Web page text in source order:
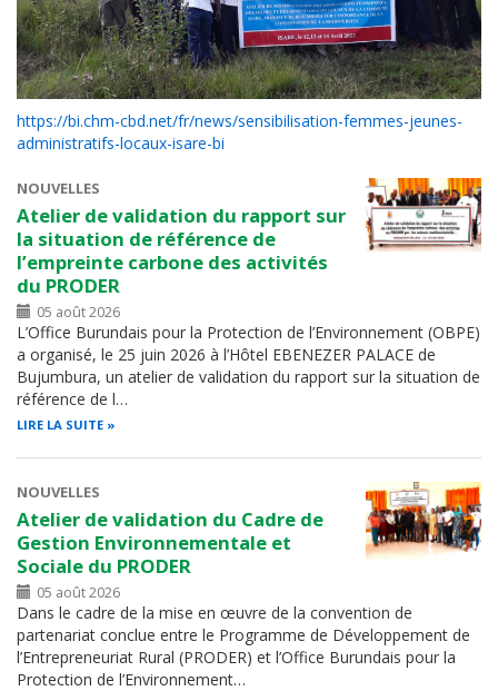
https://bi.chm-cbd.net/fr/news/sensibilisation-femmes-jeunes-
administratifs-locaux-isare-bi
NOUVELLES
Atelier de validation du rapport sur
la situation de référence de
l’empreinte carbone des activités
du PRODER
05 août 2026
L’Office Burundais pour la Protection de l’Environnement (OBPE)
a organisé, le 25 juin 2026 à l’Hôtel EBENEZER PALACE de
Bujumbura, un atelier de validation du rapport sur la situation de
référence de l…
LIRE LA SUITE
NOUVELLES
Atelier de validation du Cadre de
Gestion Environnementale et
Sociale du PRODER
05 août 2026
Dans le cadre de la mise en œuvre de la convention de
partenariat conclue entre le Programme de Développement de
l’Entrepreneuriat Rural (PRODER) et l’Office Burundais pour la
Protection de l’Environnement…